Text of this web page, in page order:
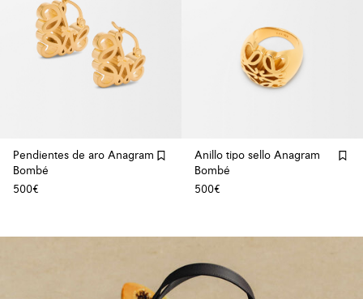
Pendientes de aro Anagram
Bombé
500€
Anillo tipo sello Anagram
Bombé
500€